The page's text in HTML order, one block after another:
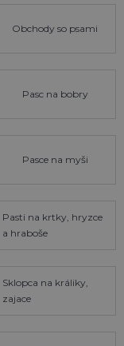
Obchody so psami
Pasc na bobry
Pasce na myši
Pasti na krtky, hryzce
a hraboše
Sklopca na králiky,
zajace